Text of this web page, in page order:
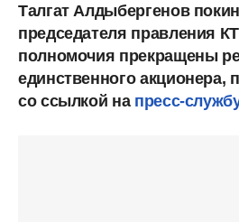
Талгат Алдыбергенов
председателя правления
полномочия прекращены
единственного акционера,
со ссылкой на пресс-